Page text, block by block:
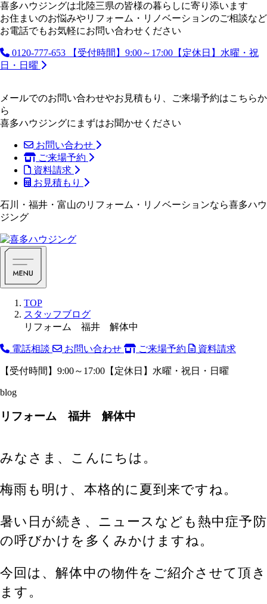
喜多ハウジングは北陸三県の皆様の暮らしに寄り添います
お住まいのお悩みやリフォーム・リノベーションのご相談など
お電話でもお気軽にお問い合わせください
0120-777-653
【受付時間】9:00～17:00【定休日】水曜・祝
日・日曜
メールでのお問い合わせやお見積もり、ご来場予約はこちらか
ら
喜多ハウジングにまずはお聞かせください
お問い合わせ
ご来場予約
資料請求
お見積もり
石川・福井・富山のリフォーム・リノベーションなら喜多ハウ
ジング
TOP
スタッフブログ
リフォーム 福井 解体中
電話相談 お問い合わせ ご来場予約 資料請求
【受付時間】9:00～17:00【定休日】水曜・祝日・日曜
blog
リフォーム 福井 解体中
みなさま、こんにちは。
梅雨も明け、本格的に夏到来ですね。
暑い日が続き、ニュースなども熱中症予防
の呼びかけを多くみかけますね。
今回は、解体中の物件をご紹介させて頂き
ます。